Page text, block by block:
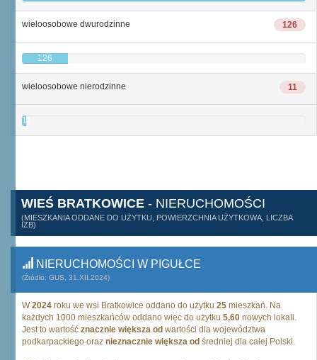
126
wieloosobowe dwurodzinne
126
11
wieloosobowe nierodzinne
11
WIEŚ BRATKOWICE - NIERUCHOMOŚCI
(MIESZKANIA ODDANE DO UŻYTKU, POWIERZCHNIA UŻYTKOWA, LICZBA
IZB)
NIERUCHOMOŚCI W PIGUŁCE
(Źródło: GUS, 31.XII.2024)
W2024 roku we wsi Bratkowice oddano do użytku 25 mieszkań. Na
każdych 1000 mieszkańców oddano więc do użytku 5,60 nowych lokali.
Jest to wartość znacznie większa od wartości dla województwa
podkarpackiego oraz nieznacznie większa od średniej dla całej Polski.